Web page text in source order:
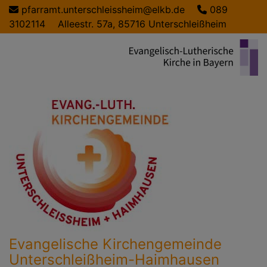
Direkt
zum
Inhalt
pfarramt.unterschleissheim@elkb.de
089
3102114
Alleestr. 57a, 85716 Unterschleißheim
Evangelische Kirchengemeinde
Unterschleißheim-Haimhausen